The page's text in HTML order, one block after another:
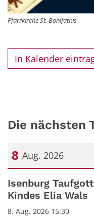
Pfarrkirche St. Bonifatius
In Kalender
Die nächsten
8 Aug. 2026
Datum: 8. August
Isenburg
Kindes Elia Wals
8. Aug. 2026 15:30